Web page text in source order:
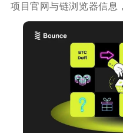
项目官网与链浏览器信息